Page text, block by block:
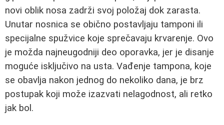
novi oblik nosa zadrži svoj položaj dok zarasta.
Unutar nosnica se obično postavljaju tamponi ili
specijalne spužvice koje sprečavaju krvarenje. Ovo
je možda najneugodniji deo oporavka, jer je disanje
moguće isključivo na usta. Vađenje tampona, koje
se obavlja nakon jednog do nekoliko dana, je brz
postupak koji može izazvati nelagodnost, ali retko
jak bol.